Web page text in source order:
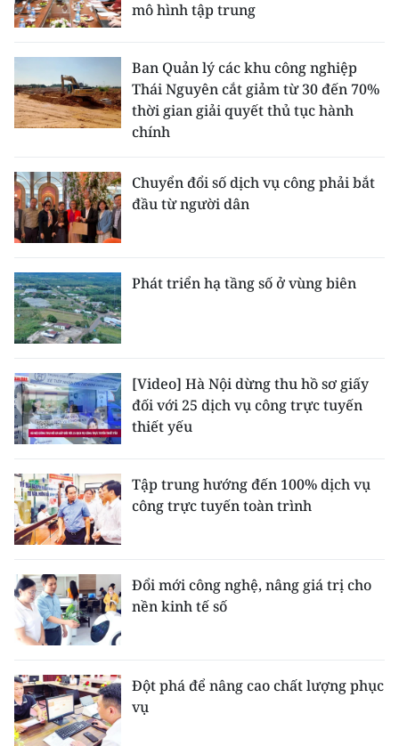
CÁC CHUYÊN TRANG
VỀ BÁO NHÂN DÂN
THỜI NAY
NHÂN DÂN CUỐI TUẦN
MUA BÁO
ENGLISH
FRANÇAIS
РУССКИЙ
ESPAÑOL
한국어
mô hình tập trung
Ban Quản lý các khu công nghiệp
Thái Nguyên cắt giảm từ 30 đến 70%
thời gian giải quyết thủ tục hành
chính
Chuyển đổi số dịch vụ công phải bắt
đầu từ người dân
Phát triển hạ tầng số ở vùng biên
[Video] Hà Nội dừng thu hồ sơ giấy
đối với 25 dịch vụ công trực tuyến
thiết yếu
Tập trung hướng đến 100% dịch vụ
công trực tuyến toàn trình
Đổi mới công nghệ, nâng giá trị cho
nền kinh tế số
Đột phá để nâng cao chất lượng phục
vụ